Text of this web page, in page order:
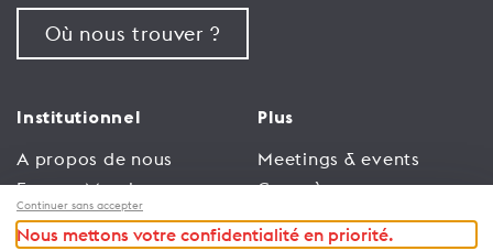
Où nous trouver ?
Institutionnel
A propos de nous
Espace Membres
Emploi
Plus
Meetings & events
Congrès
Trade
Continuer sans accepter
Nous mettons votre confidentialité en priorité.